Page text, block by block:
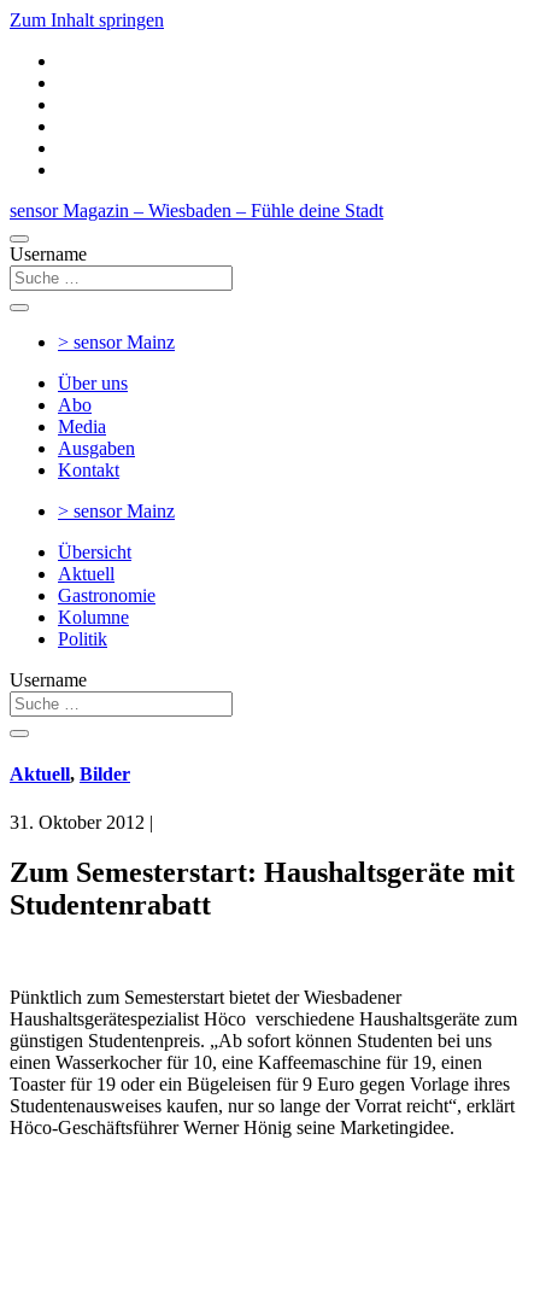
Zum Inhalt springen
sensor Magazin – Wiesbaden – Fühle deine Stadt
Username
> sensorMainz
Über uns
Abo
Media
Ausgaben
Kontakt
> sensorMainz
Übersicht
Aktuell
Gastronomie
Kolumne
Politik
Username
Aktuell, Bilder
31. Oktober 2012 |
Zum Semesterstart: Haushaltsgeräte mit
Studentenrabatt
Pünktlich zum Semesterstart bietet der Wiesbadener
Haushaltsgerätespezialist Höco verschiedene Haushaltsgeräte zum
günstigen Studentenpreis. „Ab sofort können Studenten bei uns
einen Wasserkocher für 10, eine Kaffeemaschine für 19, einen
Toaster für 19 oder ein Bügeleisen für 9 Euro gegen Vorlage ihres
Studentenausweises kaufen, nur so lange der Vorrat reicht“, erklärt
Höco-Geschäftsführer Werner Hönig seine Marketingidee.